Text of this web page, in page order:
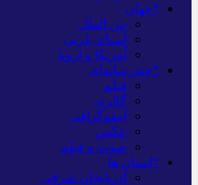
*جهان
بین الملل
آسیای غربی
آمریکا و اروپا
*چندرسانه‌ای
فیلم
گالری
اینفوگرافی
عکس
صوت و فیلم
*استان ها
آذربایجان شرقی